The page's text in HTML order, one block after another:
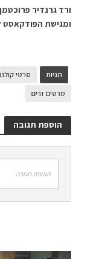
ורד גרנדיר
ומגישת הפודקאסט
תגיות סרטי
סרטים זרים
הוספת תגובה
הוספת תגובה